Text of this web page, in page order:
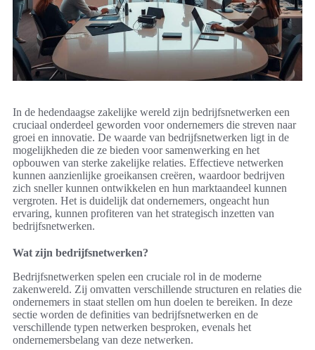
In de hedendaagse zakelijke wereld zijn bedrijfsnetwerken een
cruciaal onderdeel geworden voor ondernemers die streven naar
groei en innovatie. De waarde van bedrijfsnetwerken ligt in de
mogelijkheden die ze bieden voor samenwerking en het
opbouwen van sterke zakelijke relaties. Effectieve netwerken
kunnen aanzienlijke groeikansen creëren, waardoor bedrijven
zich sneller kunnen ontwikkelen en hun marktaandeel kunnen
vergroten. Het is duidelijk dat ondernemers, ongeacht hun
ervaring, kunnen profiteren van het strategisch inzetten van
bedrijfsnetwerken.
Wat zijn bedrijfsnetwerken?
Bedrijfsnetwerken spelen een cruciale rol in de moderne
zakenwereld. Zij omvatten verschillende structuren en relaties die
ondernemers in staat stellen om hun doelen te bereiken. In deze
sectie worden de definities van bedrijfsnetwerken en de
verschillende typen netwerken besproken, evenals het
ondernemersbelang van deze netwerken.